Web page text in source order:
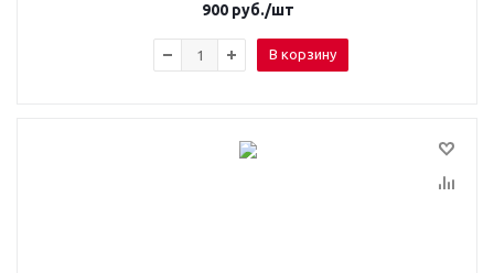
900руб./шт
В корзину